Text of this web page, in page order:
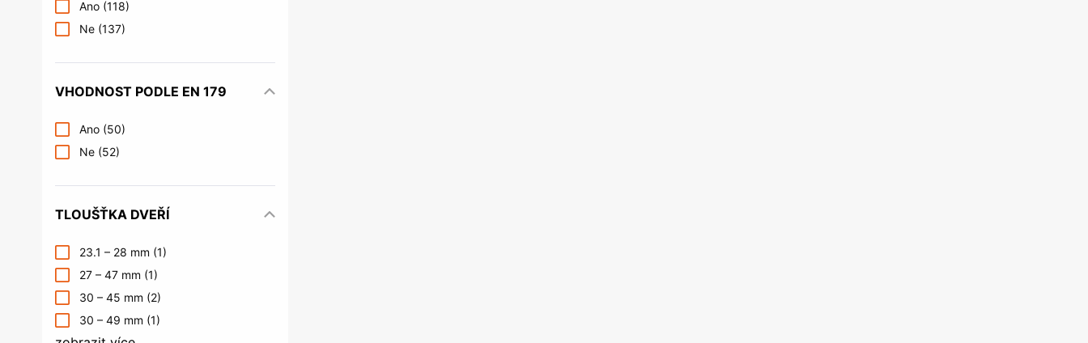
Ano (118)
Ne (137)
VHODNOST PODLE EN 179
Ano (50)
Ne (52)
TLOUŠŤKA DVEŘÍ
23.1 – 28 mm (1)
27 – 47 mm (1)
30 – 45 mm (2)
30 – 49 mm (1)